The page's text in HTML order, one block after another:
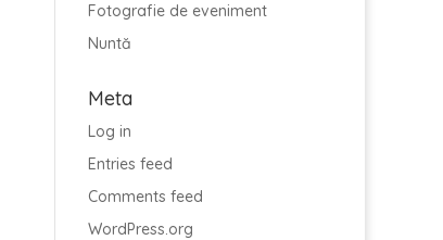
Fotografie de eveniment
Nuntă
Meta
Log in
Entries feed
Comments feed
WordPress.org